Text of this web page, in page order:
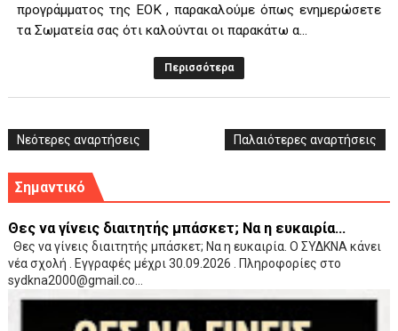
προγράμματος της ΕΟΚ , παρακαλούμε όπως ενημερώσετε
τα Σωματεία σας ότι καλούνται οι παρακάτω α...
Περισσότερα
Νεότερες αναρτήσεις Παλαιότερες αναρτήσεις
Σημαντικό
Θες να γίνεις διαιτητής μπάσκετ; Να η ευκαιρία...
Θες να γίνεις διαιτητής μπάσκετ; Να η ευκαιρία. Ο ΣΥΔΚΝΑ κάνει
νέα σχολή . Εγγραφές μέχρι 30.09.2026 . Πληροφορίες στο
sydkna2000@gmail.co...